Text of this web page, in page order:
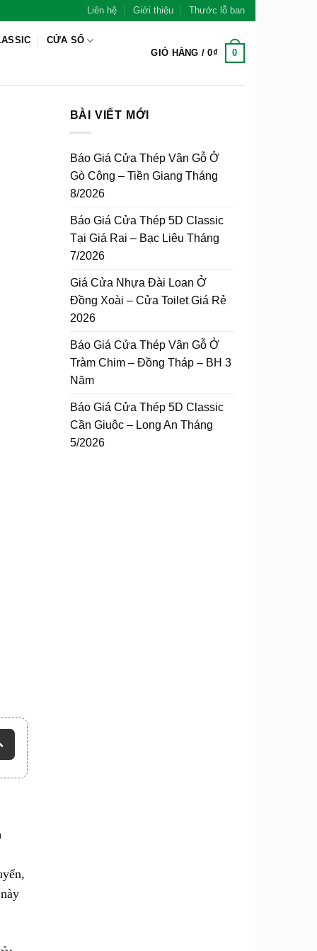
Liên hệ Giới thiệu Thước lỗ ban
CỬA SỔ
GIỎ HÀNG /0₫ 0
BÀI VIẾT MỚI
Báo Giá Cửa Thép Vân Gỗ Ở
Gò Công – Tiền Giang Tháng
8/2026
Báo Giá Cửa Thép 5D Classic
Tại Giá Rai – Bạc Liêu Tháng
7/2026
Giá Cửa Nhựa Đài Loan Ở
Đồng Xoài – Cửa Toilet Giá Rẻ
2026
Báo Giá Cửa Thép Vân Gỗ Ở
Tràm Chim – Đồng Tháp – BH 3
Năm
Báo Giá Cửa Thép 5D Classic
Cần Giuộc – Long An Tháng
5/2026